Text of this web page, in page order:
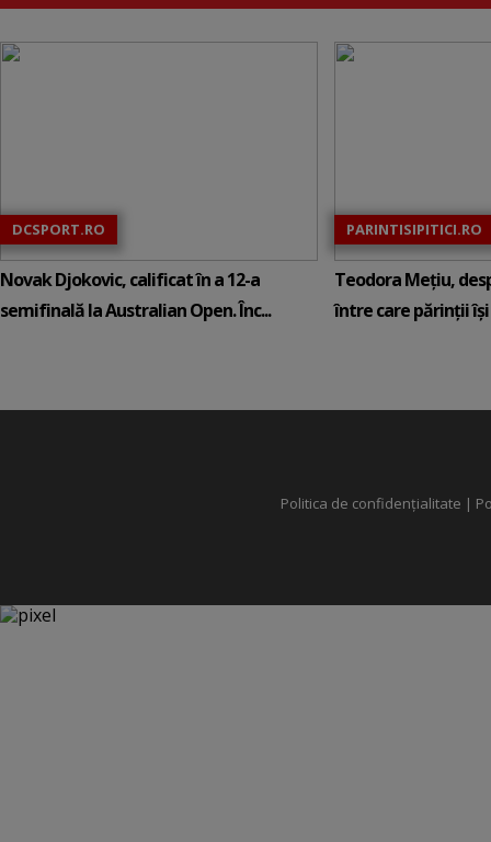
DCSPORT.RO
Novak Djokovic, calificat în a 12-a
semifinală la Australian Open. Înc...
PARINTISIPITICI.RO
Teodora Mețiu,
între care părinții își
Politica de confidențialitate |